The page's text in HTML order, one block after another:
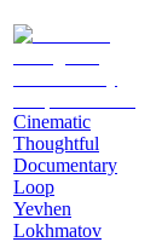
Cinematic
Thoughtful
Documentary
Loop
Yevhen
Lokhmatov